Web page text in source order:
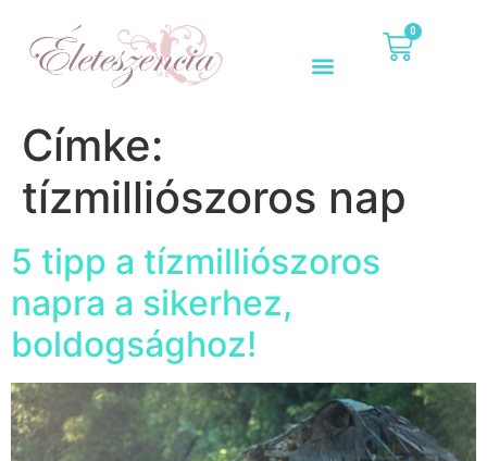
0
Címke:
tízmilliószoros nap
5 tipp a tízmilliószoros
napra a sikerhez,
boldogsághoz!